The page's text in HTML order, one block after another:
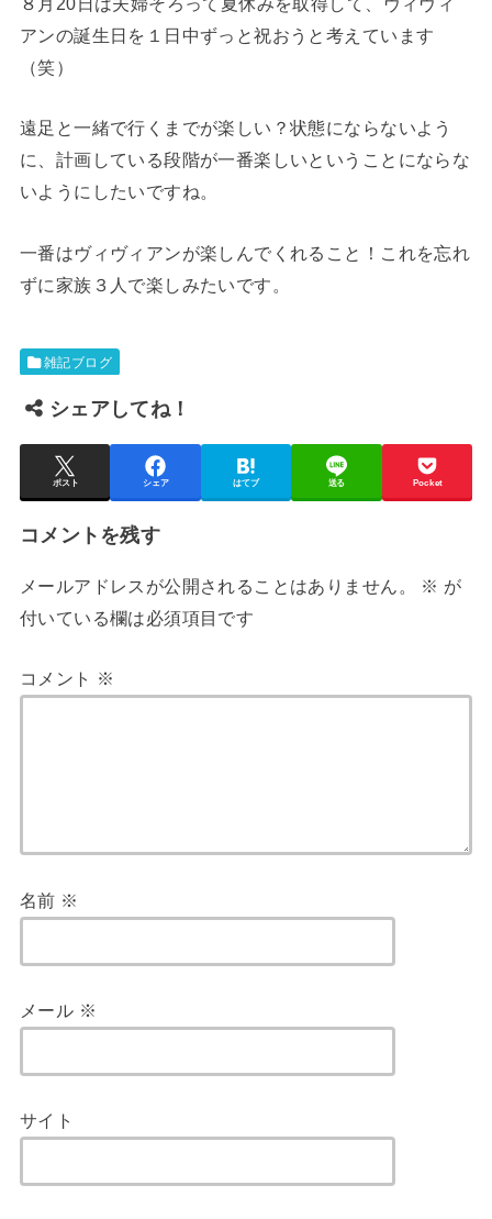
アンの誕生日を１日中ずっと祝おうと考えています
（笑）
遠足と一緒で行くまでが楽しい？状態にならないよう
に、計画している段階が一番楽しいということにならな
いようにしたいですね。
一番はヴィヴィアンが楽しんでくれること！これを忘れ
ずに家族３人で楽しみたいです。
雑記ブログ
シェアしてね！
ポスト シェア はてブ 送る Pocket
コメントを残す
メールアドレスが公開されることはありません。 ※ が
付いている欄は必須項目です
コメント ※
名前 ※
メール ※
サイト